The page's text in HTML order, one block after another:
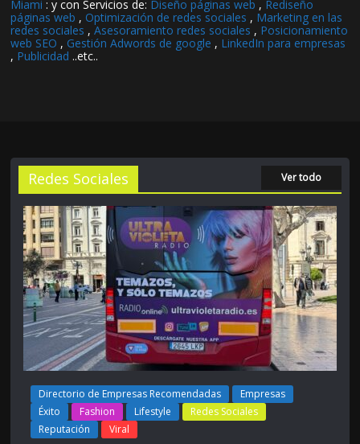
Miami : y con Servicios de: Diseño páginas web , Rediseño
páginas web , Optimización de redes sociales , Marketing en las
redes sociales ,Asesoramiento redes sociales , Posicionamiento
web SEO , Gestión Adwords de google , LinkedIn para empresas
, Publicidad ..etc..
Redes Sociales Ver todo
Directorio de Empresas Recomendadas
Empresas
Éxito
Fashion Lifestyle
Redes Sociales
Reputación
Viral